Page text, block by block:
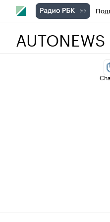
AUTONEWS